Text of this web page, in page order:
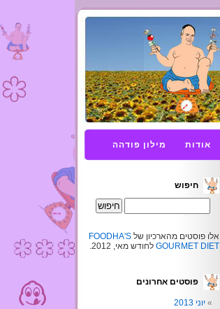
אודות מילון פודהה
חיפוש
אלו פוסטים מהארכיון של FOODHA'S
GOURMET DIET לחודש מאי, 2012.
פוסטים אחרונים
יוני 2013